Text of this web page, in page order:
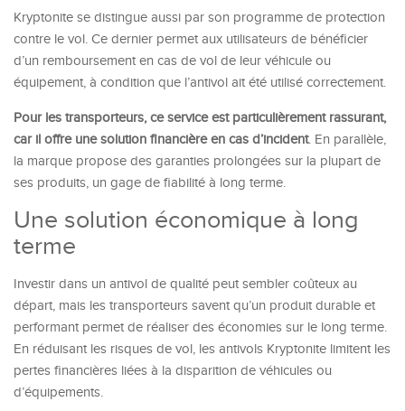
Kryptonite se distingue aussi par son programme de protection
contre le vol. Ce dernier permet aux utilisateurs de bénéficier
d’un remboursement en cas de vol de leur véhicule ou
équipement, à condition que l’antivol ait été utilisé correctement.
Pour les transporteurs, ce service est particulièrement rassurant,
car il offre une solution financière en cas d’incident. En parallèle,
la marque propose des garanties prolongées sur la plupart de
ses produits, un gage de fiabilité à long terme.
Une solution économique à long
terme
Investir dans un antivol de qualité peut sembler coûteux au
départ, mais les transporteurs savent qu’un produit durable et
performant permet de réaliser des économies sur le long terme.
En réduisant les risques de vol, les antivols Kryptonite limitent les
pertes financières liées à la disparition de véhicules ou
d’équipements.